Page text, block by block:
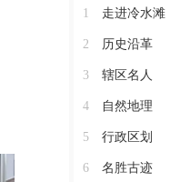
1 走进冷水滩
2 历史沿革
3 辖区名人
4 自然地理
5 行政区划
6 名胜古迹